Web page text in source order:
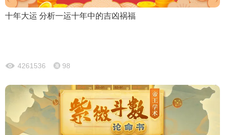
十年大运 分析一运十年中的吉凶祸福
4261536 98